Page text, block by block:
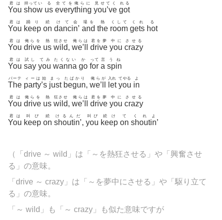
You
君は
show
持ってい
us
る
everything
全てを俺らに
you’ve
見せてく
got
れる
You
君は
keep
踊り
on
続
dancin’
けて会
and
場を
the
熱
room
くして
gets
くれ
hot
る
You
君は
drive
俺らを
us
熱
wild
狂させ
, we’ll
俺らは
drive
君を夢
you
中に
crazy
させる
You
君は
say
試し
you
てみ
wanna
たくない
go
か
for
って
a
言
spin
うね
The
パーテ
party’s
ィーは始
just
まっ
begun
たばかり
, we’ll
俺らが
let
入れ
you
てやる
in
よ
You
君は
drive
俺らを
us
熱
wild
狂させ
, we’ll
俺らは
drive
君を夢
you
中に
crazy
させる
You
君は
keep
叫び
on
続
shoutin’
けるんだ
, you
叫び
keep
続け
on
て
shoutin’
くれよ
（「drive ～ wild」は「～を熱狂させる」や「興奮させ
る」の意味。
「drive ～ crazy」は「～を夢中にさせる」や「駆り立て
る」の意味。
「～ wild」も「～ crazy」も似た意味ですが